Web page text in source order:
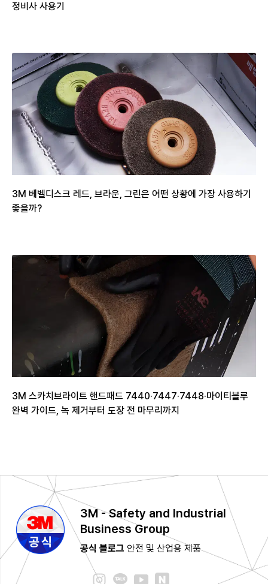
정비사 사용기
3M 베벨디스크 레드, 브라운, 그린은 어떤 상황에 가장 사용하기
좋을까?
3M 스카치브라이트 핸드패드 7440·7447·7448·마이티블루
완벽 가이드, 녹 제거부터 도장 전 마무리까지
3M - Safety and Industrial
Business Group
공식 블로그 안전 및 산업용 제품